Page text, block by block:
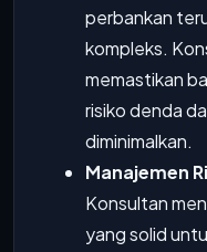
perbankan
kompleks.
memastikan
risiko denda
diminimalkan.
Manajemen
Konsultan
yang solid